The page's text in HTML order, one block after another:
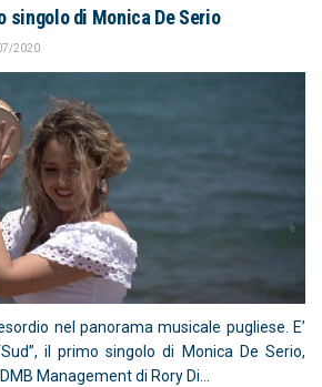
singolo di Monica De Serio
2020
nel panorama musicale pugliese. E’
il primo singolo di Monica De Serio,
Management di Rory Di...